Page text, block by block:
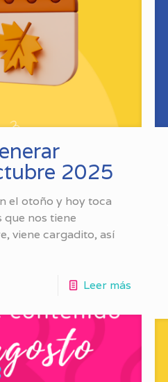
2025
el otoño y hoy toca
que nos tiene
viene cargadito, así
Leer más